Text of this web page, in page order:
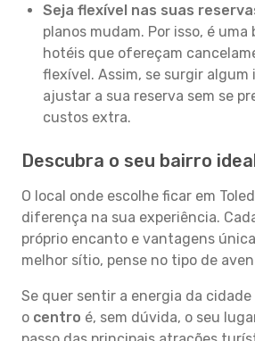
Seja flexível nas suas
planos mudam. Por isso, é uma
hotéis que ofereçam
flexível. Assim, se surgir algum
ajustar a sua reserva sem se
custos extra.
Descubra o seu bairro
O local onde escolhe ficar em
diferença na sua experiência.
próprio encanto e vantagens
melhor sítio, pense no tipo de
Se quer sentir a energia da
o centro é, sem dúvida, o seu